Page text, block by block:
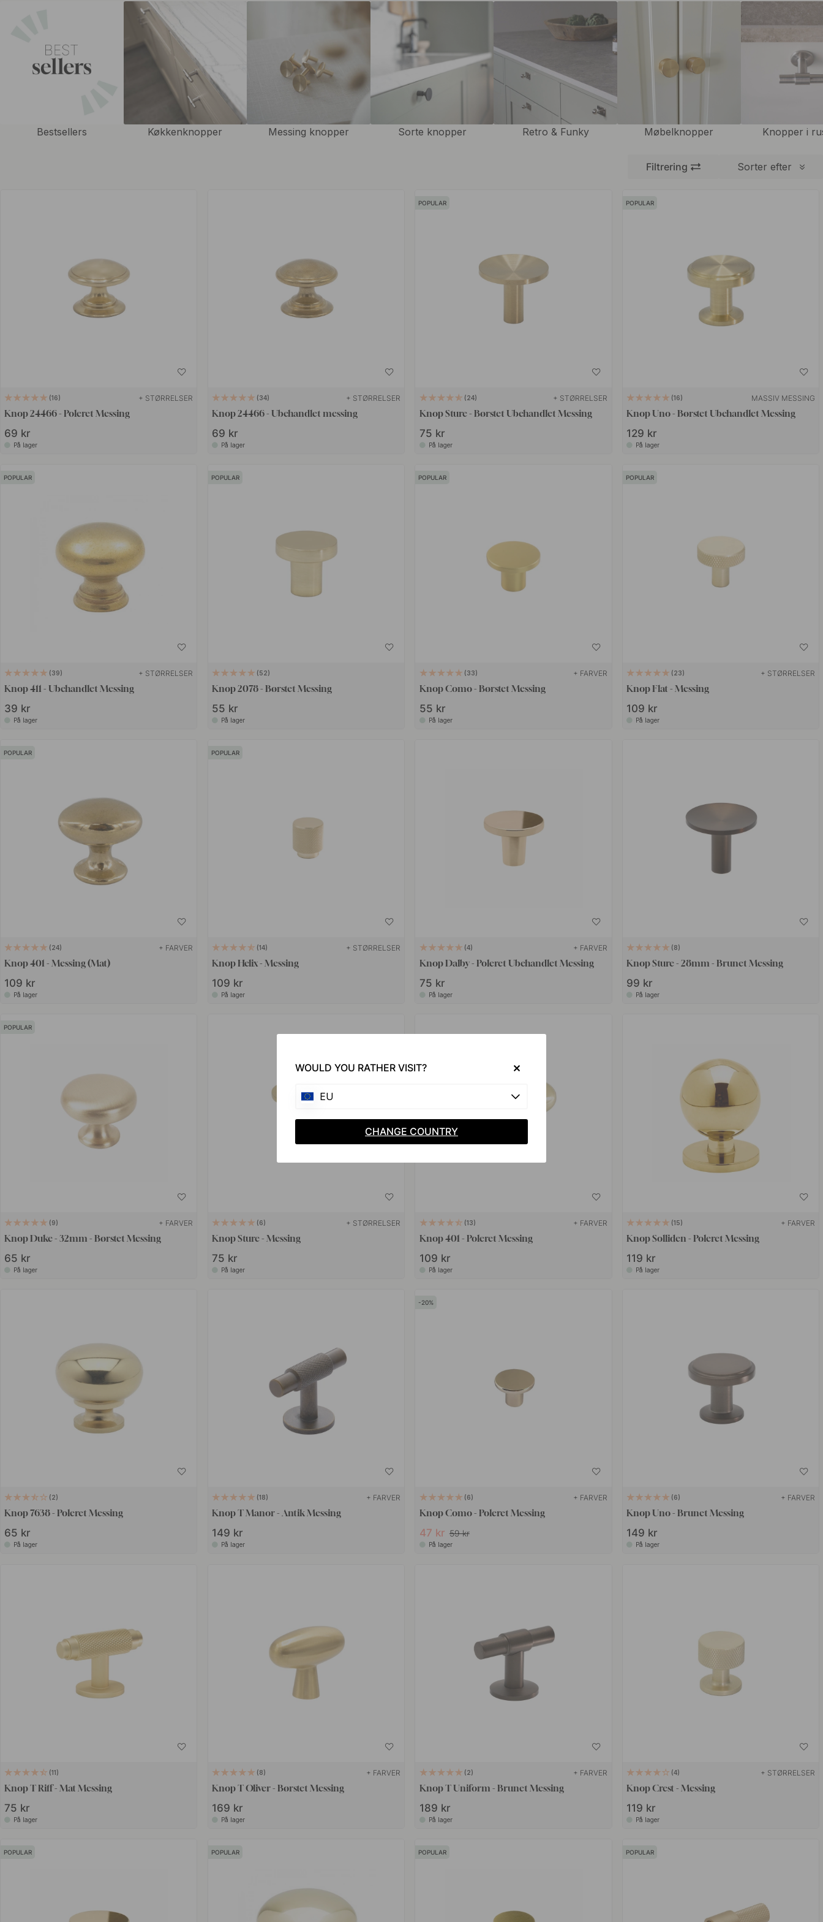
funktion, der gør skuffer og skabe nemme at åbne.
Du er velkommen til at kombinere vores knopper i messing med vores stilfulde
knager i messingeller vores dørhåndtag i messing
for at give et spændende indtryk og et ensartet
udseende i hjemmet.
Bestsellers Køkkenknopper Messing knopper Sorte knopper Retro & Funky Møbelknopper Knopper i
Sorter efter
Filtrering
16 + STØRRELSER
Knop 24466 - Poleret Messing
69 kr
På lager
34 + STØRRELSER
Knop 24466 - Ubehandlet messing
69 kr
På lager
POPULAR
24 + STØRRELSER
Knop Sture - Børstet Ubehandlet Messing
75 kr
På lager
POPULAR
16 MASSIV MESSING
Knop Uno - Børstet Ubehandlet Messing
129 kr
På lager
POPULAR
39 + STØRRELSER
Knop 411 - Ubehandlet Messing
39 kr
På lager
POPULAR
52
Knop 2078 - Børstet Messing
55 kr
På lager
POPULAR
33 + FARVER
Knop Como - Børstet Messing
55 kr
På lager
POPULAR
23 + STØRRELSER
Knop Flat - Messing
109 kr
På lager
POPULAR
24 + FARVER
Knop 401 - Messing (Mat)
109 kr
På lager
POPULAR
14 + STØRRELSER
Knop Helix - Messing
109 kr
På lager
4 + FARVER
Knop Dalby - Poleret Ubehandlet Messing
75 kr
På lager
8
Knop Sture - 28mm - Brunet Messing
99 kr
På lager
POPULAR
9 + FARVER
Knop Duke - 32mm - Børstet Messing
65 kr
På lager
6 + STØRRELSER
Knop Sture - Messing
75 kr
På lager
13 + FARVER
Knop 401 - Poleret Messing
109 kr
På lager
15 + FARVER
Knop Solliden - Poleret Messing
119 kr
På lager
2
Knop 7638 - Poleret Messing
65 kr
På lager
18 + FARVER
Knop T Manor - Antik Messing
149 kr
På lager
20
6 + FARVER
Knop Como - Poleret Messing
47 kr 59 kr
På lager
6 + FARVER
Knop Uno - Brunet Messing
149 kr
På lager
11
Knop T Riff - Mat Messing
75 kr
På lager
8 + FARVER
Knop T Oliver - Børstet Messing
169 kr
På lager
2 + FARVER
Knop T Uniform - Brunet Messing
189 kr
På lager
4 + STØRRELSER
Knop Crest - Messing
119 kr
På lager
POPULAR POPULAR POPULAR POPULAR
WOULD YOU RATHER VISIT?
EU
CHANGE COUNTRY